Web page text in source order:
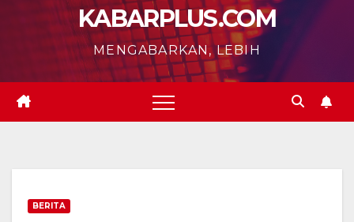
KABARPLUS.COM
MENGABARKAN, LEBIH
BERITA